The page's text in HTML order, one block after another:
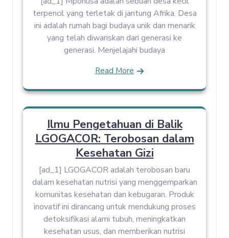
terpencil yang terletak di jantung Afrika. Desa
ini adalah rumah bagi budaya unik dan menarik
yang telah diwariskan dari generasi ke
generasi. Menjelajahi budaya
Read More
Ilmu Pengetahuan di Balik
LGOGACOR: Terobosan dalam
Kesehatan Gizi
[ad_1] LGOGACOR adalah terobosan baru
dalam kesehatan nutrisi yang menggemparkan
komunitas kesehatan dan kebugaran. Produk
inovatif ini dirancang untuk mendukung proses
detoksifikasi alami tubuh, meningkatkan
kesehatan usus, dan memberikan nutrisi